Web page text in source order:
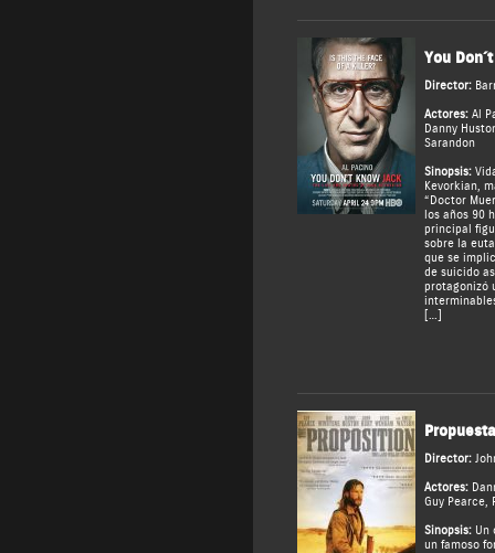
You
Director:
Actores: Al
Danny
Sarandon
Sinopsis:
Kevorkian,
“Doctor
los años 90
principal
sobre la
que se
de suicido
protagonizó
[…]
Director:
Actores:
Guy Pearce,
Sinopsis:Un
un famoso